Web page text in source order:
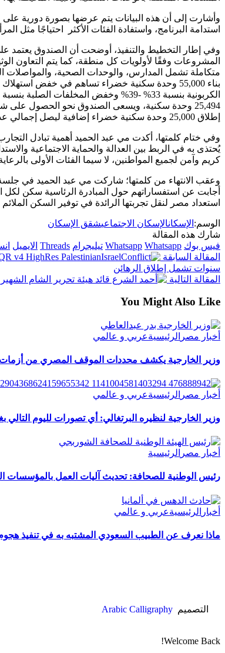
وأشارت إلى أن هذه البيانات يتم عرضها بصورة دورية
استدامة البرنامج، واستفادة الفئات الأكثر احتياجًا مثل
وفي إطار التخطيط والتنفيذ، أوضحت أن الصندوق يعتمد
المشروعات وفقًا لأولويات كل منطقة، كما يتم التعاون
متكاملة تشمل المدارس، والوحدات الصحية،
إطلاق 25,000 وحدة سكنية خضراء إضافية ليصل إجمالي عدد الوحدات السكنية الخضراء المستدامة 80,000 وحدة سكنية بحلول عام ٢٠٢٨.
وفي ختام كلمتها، أكدت مي عبد الحميد أهمية تبادل
يُحتذى به في الربط بين العدالة والحماية الاجتماعية
كريم وآمن لجميع المواطنين، لا سيما الفئات الأولى
وعقب الانتهاء من كلمتها؛ شاركت مي عبد الحميد في
أجابت عن استفساراتهم حول المبادرة الرئاسية سكن لكل
استعداد مصر لنقل تجربتها الرائدة في توفير السكن
الوسم: الإسكانالإسكان الاجتماعيشقق الإسكان
شارك هذه المقالة
فيس بوك
Whatsapp Whatsapp تيليجرام Threads الايميل
المقالة السابقة
سنوات تشمل إطلاق الرهائن
المقالة التالية
You Might Also Like
أخبار مصر الرئيسيةعربي و عالمي
وزير الخارجية يكشف محددات الموقف المصري من أزمات
أخبار مصر الرئيسيةعربي و عالمي
وزير الخارجية لنظيره البرتغالي: أي تصورات لليوم
أخبار مصر الرئيسية
رئيس الوطنية للصحافة: تحديث آليات العمل بالمؤسسات
أخبار الرئيسيةعربي و عالمي
ماذا نعرف عن الطبيب السعودي المشتبه به في تنفيذ هجوم
التصميم Arabic Calligraphy
Welcome Back!